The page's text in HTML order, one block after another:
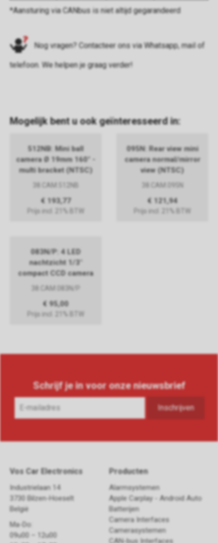
*Aansturing via CANbus is niet altijd gegarandeerd
Nog vragen? Contacteer ons via Whatsapp,mailof
telefoon. We helpen je graag verder!
Mogelijk bent u ook geïnteresseerd in:
512NB: Mini ball
camera Ø 19mm 160° -
multi bracket (NTSC)
38.CAM.512NB
€ 193,77
Prijs incl. 21% BTW
095N: Rear view mini
camera normal/mirror
view (NTSC)
38.CAM.095N
€ 121,94
Prijs incl. 21% BTW
083N/P: 4 LED
nachtzicht 1/3"
compact CCD camera
38.CAM.083N/P
€ 95,00
Prijs incl. 21% BTW
Schrijf je in voor onze nieuwsbrief
Vos Car Electronics
Industrielaan 14
3730 Bilzen-Hoeselt
België
Ma-Do:
09u00 – 12u00
Producten
Alarmsystemen
Apple Carplay - Android Auto
Batterijen
Camera Interfaces
Camerasystemen
CAN-bus Interfaces